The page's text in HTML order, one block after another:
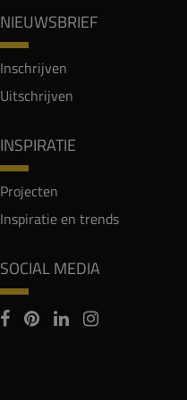
NIEUWSBRIEF
Inschrijven
Uitschrijven
INSPIRATIE
Projecten
Inspiratie en trends
SOCIAL MEDIA